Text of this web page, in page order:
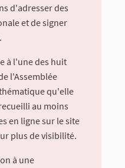
d'adresser des
et de signer
à l'une des huit
l'Assemblée
qu'elle
au moins
en ligne sur le site
plus de visibilité.
à une